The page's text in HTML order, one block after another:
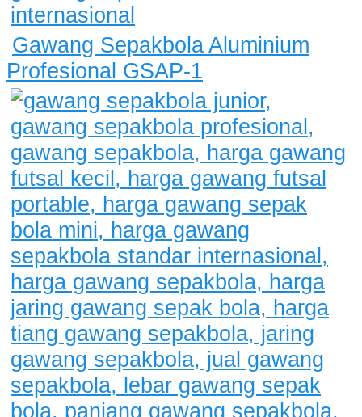
Gawang Sepakbola Aluminium
Profesional GSAP-1